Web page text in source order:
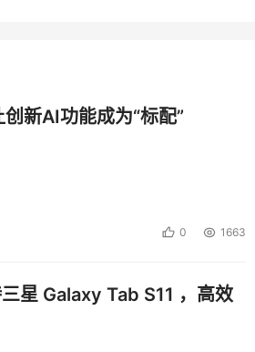
新AI功能成为“标配”
0 1663
星 Galaxy Tab S11 ，高效